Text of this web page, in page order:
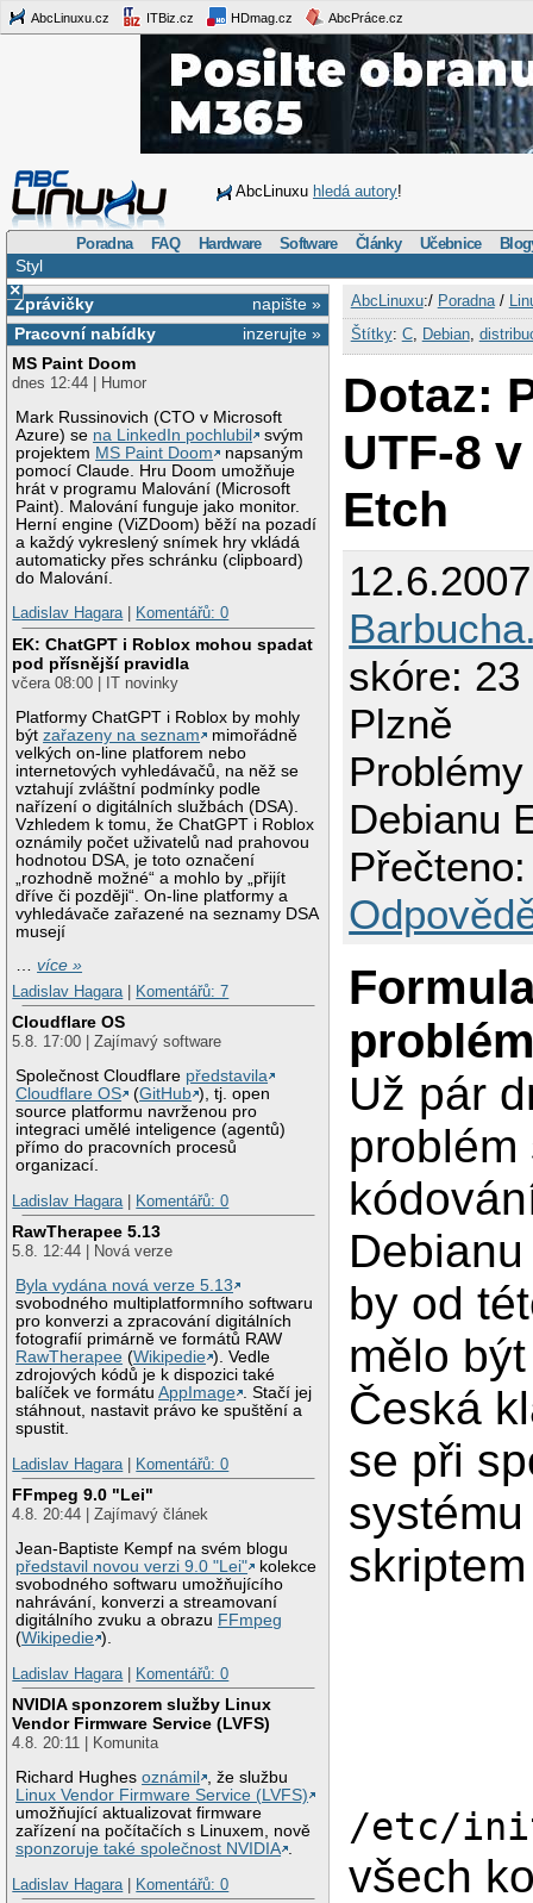
AbcLinuxu.cz ITBiz.cz HDmag.cz AbcPráce.cz
AbcLinuxu hledá autory!
Poradna FAQ Hardware Software Články Učebnice
Styl
×
napište »
Zprávičky
inzerujte »
Pracovní nabídky
MS Paint Doom
dnes 12:44 | Humor
Mark Russinovich (CTO v Microsoft
Azure) se na LinkedIn pochlubil
svým
projektem MS Paint Doom
napsaným
pomocí Claude. Hru Doom umožňuje
hrát v programu Malování (Microsoft
Paint). Malování funguje jako monitor.
Herní engine (ViZDoom) běží na pozadí
a každý vykreslený snímek hry vkládá
automaticky přes schránku (clipboard)
do Malování.
Ladislav Hagara| Komentářů: 0
EK: ChatGPT i Roblox mohou spadat
pod přísnější pravidla
včera 08:00 | IT novinky
Platformy ChatGPT i Roblox by mohly
býtzařazeny na seznam
mimořádně
velkých on-line platforem nebo
internetových vyhledávačů, na něž se
vztahují zvláštní podmínky podle
nařízení o digitálních službách (DSA).
Vzhledem k tomu, že ChatGPT i Roblox
oznámily počet uživatelů nad prahovou
hodnotou DSA, je toto označení
„rozhodně možné“ a mohlo by „přijít
dříve či později“. On-line platformy a
vyhledávače zařazené na seznamy DSA
musejí
…více »
Ladislav Hagara
Komentářů: 7
Cloudflare OS
5.8. 17:00 | Zajímavý software
Společnost Cloudflare představila
Cloudflare OS
(GitHub ), tj. open
source platformu navrženou pro
integraci umělé inteligence (agentů)
přímo do pracovních procesů
organizací.
Ladislav Hagara
Komentářů: 0
RawTherapee 5.13
5.8. 12:44 | Nová verze
Byla vydána nová verze 5.13
svobodného multiplatformního softwaru
pro konverzi a zpracování digitálních
fotografií primárně ve formátů RAW
RawTherapee (Wikipedie ). Vedle
zdrojových kódů je k dispozici také
balíček ve formátuAppImage . Stačí jej
stáhnout, nastavit právo ke spuštění a
spustit.
Ladislav Hagara
Komentářů: 0
FFmpeg 9.0 "Lei"
4.8. 20:44 | Zajímavý článek
Jean-Baptiste Kempf na svém blogu
představil novou verzi 9.0 "Lei"
kolekce
svobodného softwaru umožňujícího
nahrávání, konverzi a streamovaní
digitálního zvuku a obrazu FFmpeg
(Wikipedie ).
Ladislav Hagara | Komentářů: 0
NVIDIA sponzorem služby Linux
Vendor Firmware Service (LVFS)
4.8. 20:11 | Komunita
Richard Hughesoznámil
, že službu
Linux Vendor Firmware Service (LVFS)
umožňující aktualizovat firmware
zařízení na počítačích s Linuxem, nově
sponzoruje také společnost NVIDIA .
Ladislav Hagara | Komentářů: 0
AbcLinuxu:/ Poradna/
Štítky: C, Debian,
Dotaz:
UTF-8
Etch
skóre:
Plzně
Debianu
Už pár
problém
by od
mělo
Česká
se při
skriptem
/etc/
všech